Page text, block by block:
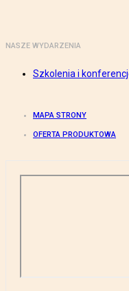
NASZE WYDARZENIA
Szkolenia i
MAPA STRONY
OFERTA PRODUKTOWA